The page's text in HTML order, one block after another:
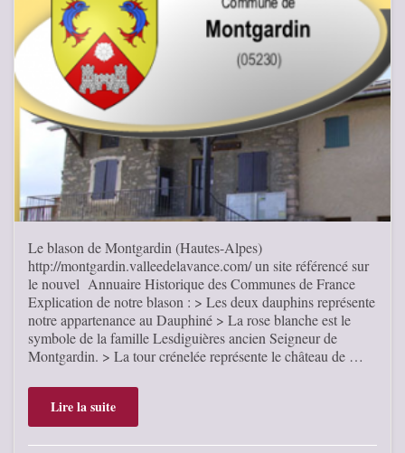
Le blason de Montgardin (Hautes-Alpes)
http://montgardin.valleedelavance.com/ un site référencé sur
le nouvel Annuaire Historique des Communes de France
Explication de notre blason : > Les deux dauphins représente
notre appartenance au Dauphiné > La rose blanche est le
symbole de la famille Lesdiguières ancien Seigneur de
Montgardin. > La tour crénelée représente le château de …
Lire la suite